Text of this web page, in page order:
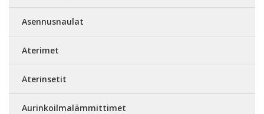
Asennusnaulat
Aterimet
Aterinsetit
Aurinkoilmalämmittimet